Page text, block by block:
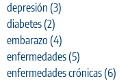
depresión (3)
diabetes(2)
embarazo (4)
enfermedades(5)
enfermedades crónicas(6)